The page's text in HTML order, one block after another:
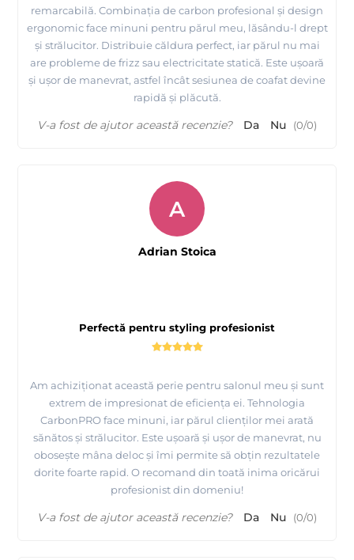
remarcabilă. Combinația de carbon profesional și design
ergonomic face minuni pentru părul meu, lăsându-l drept
și strălucitor. Distribuie căldura perfect, iar părul nu mai
are probleme de frizz sau electricitate statică. Este ușoară
și ușor de manevrat, astfel încât sesiunea de coafat devine
rapidă și plăcută.
V-a fost de ajutor această recenzie? Da Nu (0/0)
Perfectă pentru styling profesionist
Am achiziționat această perie pentru salonul meu și sunt
extrem de impresionat de eficiența ei. Tehnologia
CarbonPRO face minuni, iar părul clienților mei arată
sănătos și strălucitor. Este ușoară și ușor de manevrat, nu
obosește mâna deloc și îmi permite să obțin rezultatele
dorite foarte rapid. O recomand din toată inima oricărui
profesionist din domeniu!
A
Adrian Stoica
V-a fost de ajutor această recenzie? Da Nu (0/0)